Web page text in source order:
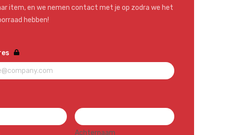
item, en we nemen contact met je op zodra we het
hebben!
Achternaam